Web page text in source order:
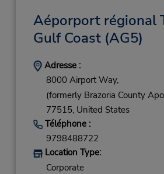
Aéporport régional
Gulf Coast(AG5)
Adresse :
8000 Airport Way,
(formerly Brazoria County
77515, United States
Téléphone :
9798488722
Location Type:
Corporate